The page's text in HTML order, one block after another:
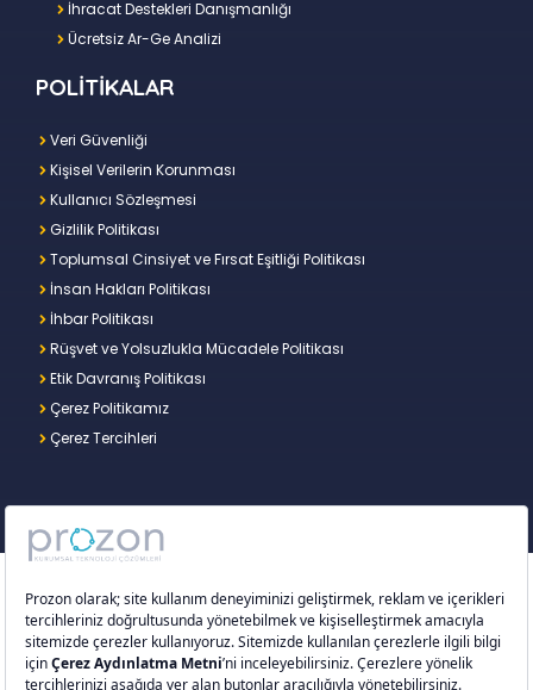
İhracat Destekleri Danışmanlığı
Ücretsiz Ar-Ge Analizi
POLİTİKALAR
Veri Güvenliği
Kişisel Verilerin Korunması
Kullanıcı Sözleşmesi
Gizlilik Politikası
Toplumsal Cinsiyet ve Fırsat Eşitliği Politikası
İnsan Hakları Politikası
İhbar Politikası
Rüşvet ve Yolsuzlukla Mücadele Politikası
Etik Davranış Politikası
Çerez Politikamız
Çerez Tercihleri
Copyright © 2026 – Prozon. Prozon markası ve
Prozon Kurumsal Teknoloji Çözümleri Anonim
Şirketi,Proventus Danışmanlık Limited Şirketi’nin